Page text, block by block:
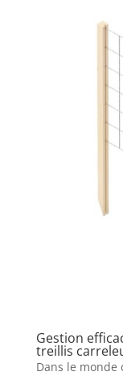
Gestion
treillis
Dans le monde